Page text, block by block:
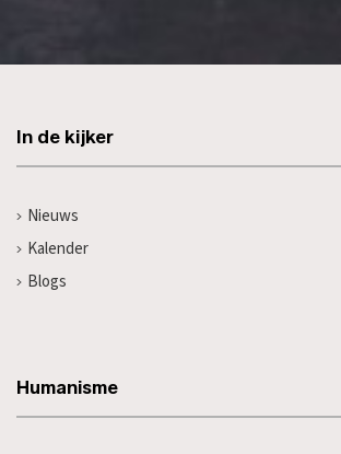
In de kijker
Nieuws
Kalender
Blogs
Humanisme